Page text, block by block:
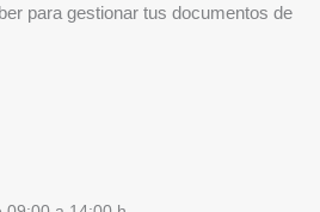
para gestionar tus documentos de